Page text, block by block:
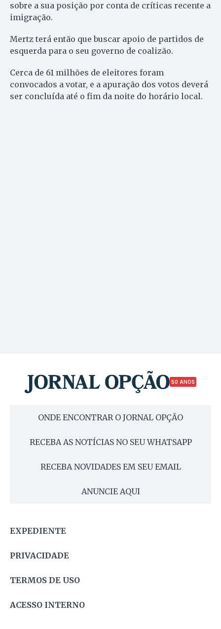
sobre a sua posição por conta de críticas recente a
imigração.
Mertz terá então que buscar apoio de partidos de
esquerda para o seu governo de coalizão.
Cerca de 61 milhões de eleitores foram
convocados a votar, e a apuração dos votos deverá
ser concluída até o fim da noite do horário local.
50 ANOS
ONDE ENCONTRAR O JORNAL OPÇÃO
RECEBA AS NOTÍCIAS NO SEU WHATSAPP
RECEBA NOVIDADES EM SEU EMAIL
ANUNCIE AQUI
EXPEDIENTE
PRIVACIDADE
TERMOS DE USO
ACESSO INTERNO